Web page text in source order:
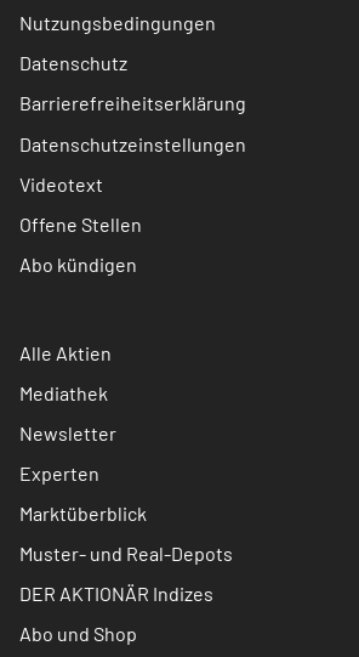
Nutzungsbedingungen
Datenschutz
Barrierefreiheitserklärung
Datenschutzeinstellungen
Videotext
Offene Stellen
Abo kündigen
Alle Aktien
Mediathek
Newsletter
Experten
Marktüberblick
Muster- und Real-Depots
DER AKTIONÄR Indizes
Abo und Shop